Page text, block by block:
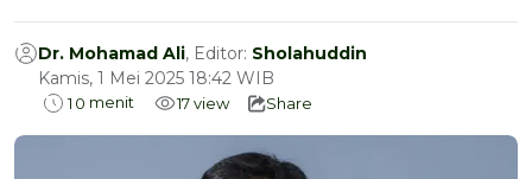
Dr. Mohamad Ali, Editor: Sholahuddin
Kamis, 1 Mei 2025 18:42 WIB
1 0 menit 17view Share